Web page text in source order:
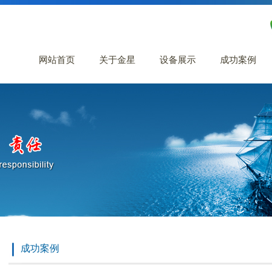
网站首页 关于金星 设备展示 成功案例
成功案例